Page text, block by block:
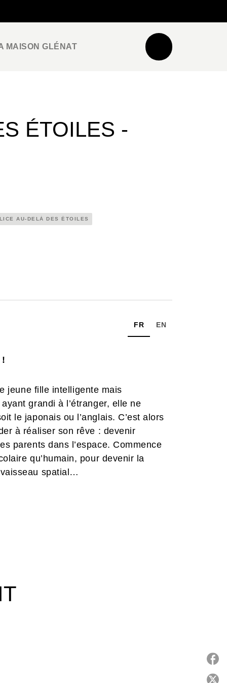
MAISON GLÉNAT
ÉTOILES -
AU-DELÀ DES ÉTOILES
FR EN
!
jeune fille intelligente mais
grandi à l’étranger, elle ne
le japonais ou l’anglais. C’est alors
à réaliser son rêve : devenir
parents dans l’espace. Commence
qu’humain, pour devenir la
spatial…